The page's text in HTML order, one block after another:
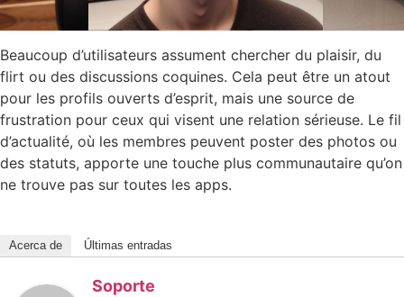
Beaucoup d’utilisateurs assument chercher du plaisir, du
flirt ou des discussions coquines. Cela peut être un atout
pour les profils ouverts d’esprit, mais une source de
frustration pour ceux qui visent une relation sérieuse. Le fil
d’actualité, où les membres peuvent poster des photos ou
des statuts, apporte une touche plus communautaire qu’on
ne trouve pas sur toutes les apps.
Acerca de Últimas entradas
Soporte